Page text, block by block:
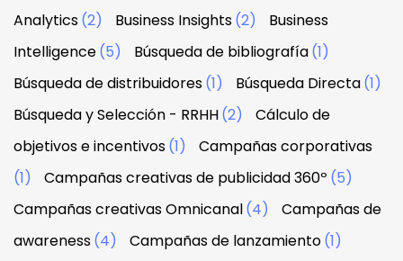
Analytics(2) Business Insights(2)
Business
Intelligence(5) Búsqueda de bibliografía(1)
Búsqueda de distribuidores(1) Búsqueda Directa(1)
Búsqueda y Selección - RRHH(2)
Cálculo de
objetivos e incentivos(1)
Campañas corporativas
(1)
Campañas creativas de publicidad 360º (5)
Campañas creativas Omnicanal(4)
Campañas de
awareness(4) Campañas de lanzamiento(1)